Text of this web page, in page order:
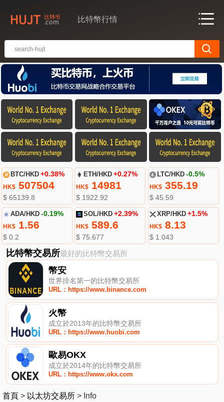
比特幣行情
BTC/HKD +0.38%
HK$507504
$ 65139.8
ETH/HKD +0.27%
HK$ 14981
$ 1922.92
LTC/HKD -0.5%
HK$355.19
$ 45.59
ADA/HKD -0.19%
HK$1.56
$ 0.2
SOL/HKD +2.39%
HK$ 589.6
$ 75.677
XRP/HKD +1.5%
HK$8.13
$ 1.043
比特幣交易所最好的比特幣交易所
幣安
世界排名第一的比特幣交易所
URL：https://www.binance.com
火幣
成立於2013年的比特幣交易所
URL：https://www.huobi.com
歐易OKX
成立於2014年的比特幣交易所
URL：https://www.okx.com
首頁 > 以太坊交易所 > Info